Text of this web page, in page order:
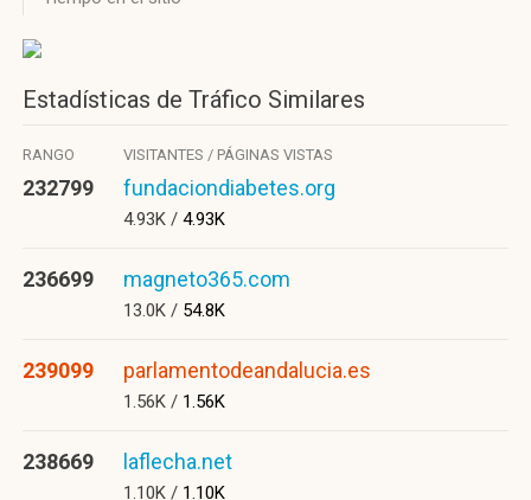
Estadísticas de Tráfico Similares
RANGO VISITANTES / PÁGINAS VISTAS
232799 fundaciondiabetes.org
4.93K / 4.93K
236699 magneto365.com
13.0K / 54.8K
239099 parlamentodeandalucia.es
1.56K / 1.56K
238669 laflecha.net
1.10K / 1.10K